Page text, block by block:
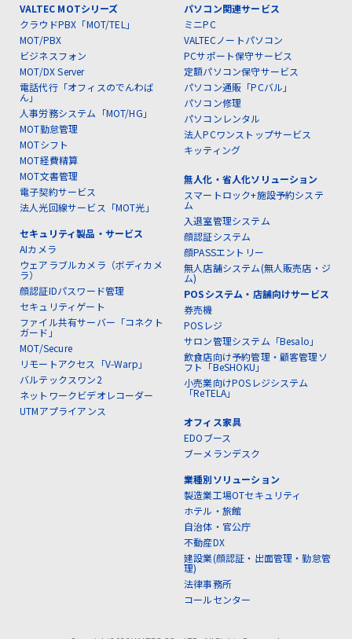
VALTEC MOTシリーズ
クラウドPBX「MOT/TEL」
MOT/PBX
ビジネスフォン
MOT/DX Server
電話代行「オフィスのでんわば
ん」
人事労務システム「MOT/HG」
MOT勤怠管理
MOTシフト
MOT経費精算
MOT文書管理
電子契約サービス
法人光回線サービス「MOT光」
セキュリティ製品・サービス
AIカメラ
ウェアラブルカメラ（ボディカメ
ラ）
顔認証IDパスワード管理
セキュリティゲート
ファイル共有サーバー「コネクト
ガード」
MOT/Secure
リモートアクセス「V-Warp」
バルテックスワン2
ネットワークビデオレコーダー
UTMアプライアンス
パソコン関連サービス
ミニPC
VALTECノートパソコン
PCサポート保守サービス
定額パソコン保守サービス
パソコン通販「PCバル」
パソコン修理
パソコンレンタル
法人PCワンストップサービス
キッティング
無人化・省人化ソリューション
スマートロック+施設予約システ
ム
入退室管理システム
顔認証システム
顔PASSエントリー
無人店舗システム(無人販売店・ジ
ム)
POSシステム・店舗向けサービス
券売機
POSレジ
サロン管理システム「Besalo」
飲食店向け予約管理・顧客管理ソ
フト「BeSHOKU」
小売業向けPOSレジシステム
「ReTELA」
オフィス家具
EDOブース
ブーメランデスク
業種別ソリューション
製造業工場OTセキュリティ
ホテル・旅館
自治体・官公庁
不動産DX
建設業(顔認証・出面管理・勤怠管
理)
法律事務所
コールセンター